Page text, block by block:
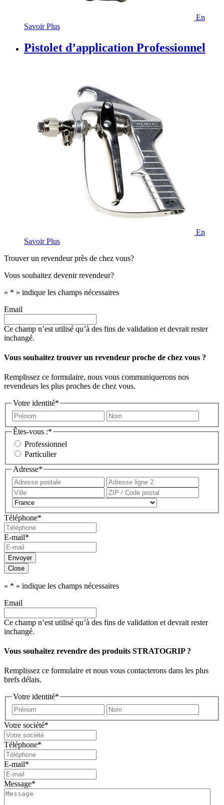
En
Savoir Plus
Pistolet d’application Professionnel
En
Savoir Plus
Trouver un revendeur près de chez vous?
Vous souhaitez devenir revendeur?
« * » indique les champs nécessaires
Email
Ce champ n’est utilisé qu’à des fins de validation et devrait rester
inchangé.
Vous souhaitez trouver un revendeur proche de chez vous ?
Remplissez ce formulaire, nous vous communiquerons nos
revendeurs les plus proches de chez vous.
Votre identité*
Prénom
Êtes-vous :*
Professionnel
Particulier
Adresse*
Adresse
postale
Ville
Téléphone*
E-mail*
Envoyer
Close
« * » indique les champs nécessaires
Email
Ce champ n’est utilisé qu’à des fins de validation et devrait rester
inchangé.
Vous souhaitez revendre des produits STRATOGRIP ?
Remplissez ce formulaire et nous vous contacterons dans les plus
brefs délais.
Votre identité*
Prénom
Votre société*
Téléphone*
E-mail*
Message*